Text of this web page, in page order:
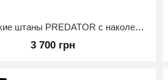
Тактические штаны PREDATOR с наколенниками, 100% хлопок, Пиксель, 46/3
3 700 грн